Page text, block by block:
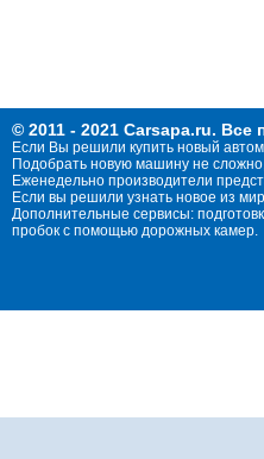
© 2011 - 2021 Carsapa.ru.
Если Вы решили купить новый
Подобрать новую машину не
Еженедельно производители
Если вы решили узнать новое из
Дополнительные сервисы:
пробок с помощью дорожных камер.